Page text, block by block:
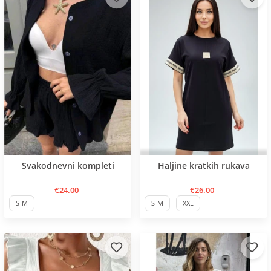
Нов продукт
Svakodnevni kompleti
€24.00
S-M
Нов продукт
Haljine kratkih rukava
€26.00
S-M XXL